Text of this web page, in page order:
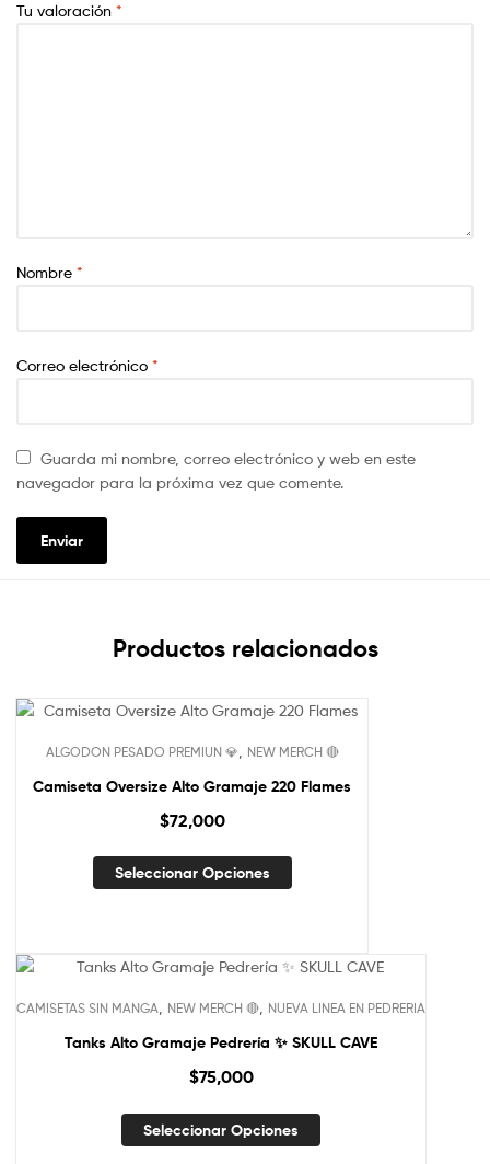
Tu valoración *
Nombre *
Correo electrónico *
Guarda mi nombre, correo electrónico y web en este
navegador para la próxima vez que comente.
Productos relacionados
ALGODON PESADO PREMIUN 💎 NEW MERCH 🔴
Camiseta Oversize Alto Gramaje 220 Flames
$72,000
Seleccionar Opciones
CAMISETAS SIN MANGA NEW MERCH 🔴 NUEVA LINEA EN PEDRERIA
Tanks Alto Gramaje Pedrería ✨ SKULL CAVE
$75,000
Seleccionar Opciones